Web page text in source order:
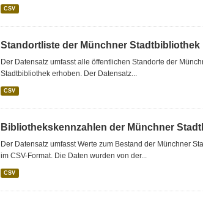
CSV
Standortliste der Münchner Stadtbibliothek
Der Datensatz umfasst alle öffentlichen Standorte der
Stadtbibliothek erhoben. Der Datensatz...
CSV
Bibliothekskennzahlen der Münchner
Der Datensatz umfasst Werte zum Bestand der Münchner
im CSV-Format. Die Daten wurden von der...
CSV